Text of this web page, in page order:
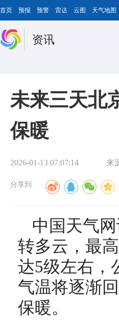
首页 预报 预警 雷达 云图 天气地图
资讯
未来三天北
保暖
2026-01-13 07:07:14 来
分享到
中国天气
转多云，最
达5级左右，
气温将逐渐
保暖。